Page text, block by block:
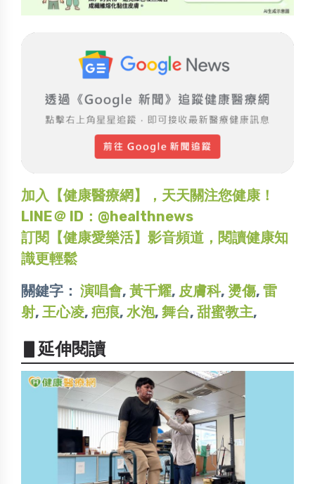
加入【健康醫療網】，天天關注您健康！
LINE＠ ID：@healthnews
訂閱【健康愛樂活】影音頻道，閱讀健康知
識更輕鬆
關鍵字： 演唱會, 黃千耀, 皮膚科, 燙傷, 雷
射, 王心凌, 疤痕, 水泡, 舞台, 甜蜜教主,
▋延伸閱讀